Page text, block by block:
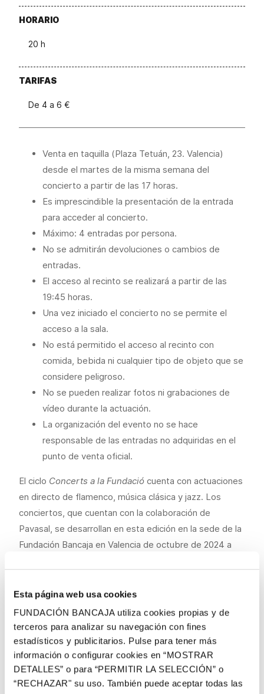
Esta página web usa cookies
FUNDACIÓN BANCAJA utiliza cookies propias y de
terceros para analizar su navegación con fines
estadísticos y publicitarios. Pulse para tener más
información o configurar cookies en “MOSTRAR
DETALLES” o para “PERMITIR LA SELECCIÓN” o
“RECHAZAR" su uso. También puede aceptar todas las
HORARIO
20 h
TARIFAS
De 4 a 6 €
Venta en taquilla (Plaza Tetuán, 23. Valencia)
desde el martes de la misma semana del
concierto a partir de las 17 horas.
Es imprescindible la presentación de la entrada
para acceder al concierto.
Máximo: 4 entradas por persona.
No se admitirán devoluciones o cambios de
entradas.
El acceso al recinto se realizará a partir de las
19:45 horas.
Una vez iniciado el concierto no se permite el
acceso a la sala.
No está permitido el acceso al recinto con
comida, bebida ni cualquier tipo de objeto que se
considere peligroso.
No se pueden realizar fotos ni grabaciones de
vídeo durante la actuación.
La organización del evento no se hace
responsable de las entradas no adquiridas en el
punto de venta oficial.
El ciclo Concerts a la Fundació cuenta con actuaciones
en directo de flamenco, música clásica y jazz. Los
conciertos, que cuentan con la colaboración de
Pavasal, se desarrollan en esta edición en la sede de la
Fundación Bancaja en Valencia de octubre de 2024 a
Vasko Vassilev, al que le sigue el Orfeó Valencià en
diciembre con la interpretación del tradicional Retaule
de Nadal en la Iglesia El Patriarca de Valencia.
En el mes de enero, el ciclo cuenta con dos
actuaciones: la cantaora Alba Carmona el día 10 y la
agrupación Move Trio, que el día 24 ofrece un